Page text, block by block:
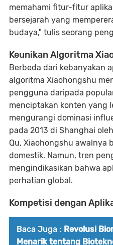
memahami fitur-fitur
bersejarah yang
budaya," tulis seorang
Keunikan Algoritma
Berbeda dari kebanyakan
algoritma Xiaohongshu
pengguna daripada
menciptakan konten yang
mengurangi dominasi
pada 2013 di Shanghai
Qu, Xiaohongshu awalnya
domestik. Namun, tren
mengindikasikan bahwa
perhatian global.
Kompetisi dengan
Baca Juga : Revolusi
Menarik tentang